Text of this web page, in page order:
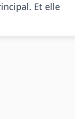
Et elle